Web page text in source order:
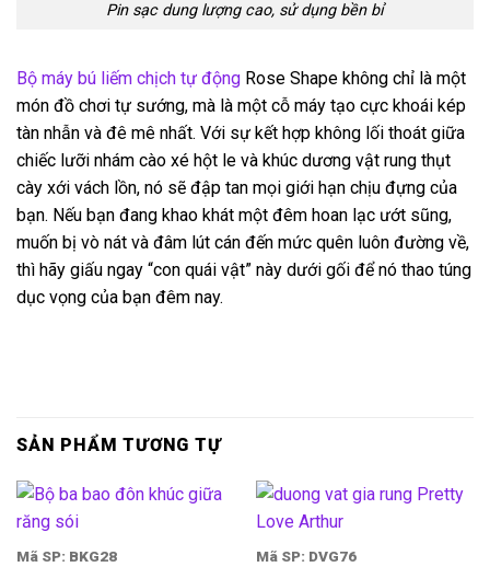
Pin sạc dung lượng cao, sử dụng bền bỉ
Bộ máy bú liếm chịch tự động Rose Shape không chỉ là một
món đồ chơi tự sướng, mà là một cỗ máy tạo cực khoái kép
tàn nhẫn và đê mê nhất. Với sự kết hợp không lối thoát giữa
chiếc lưỡi nhám cào xé hột le và khúc dương vật rung thụt
cày xới vách lồn, nó sẽ đập tan mọi giới hạn chịu đựng của
bạn. Nếu bạn đang khao khát một đêm hoan lạc ướt sũng,
muốn bị vò nát và đâm lút cán đến mức quên luôn đường về,
thì hãy giấu ngay “con quái vật” này dưới gối để nó thao túng
dục vọng của bạn đêm nay.
SẢN PHẨM TƯƠNG TỰ
Mã SP: BKG28
Mã SP: DVG76